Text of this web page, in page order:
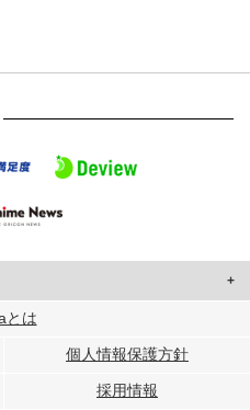
ザーに合わせたコンテンツや広告の
ートナーに提供しています。
とは
個人情報保護方針
採用情報